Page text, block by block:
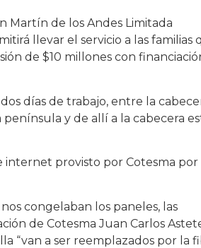
Martín de los Andes Limitada
llevar el servicio a las familias
de $10 millones con
días de trabajo, entre la
y de allí a la cabecera
internet provisto por Cotesma por
congelaban los paneles, las
de Cotesma Juan Carlos
“van a ser reemplazados por la